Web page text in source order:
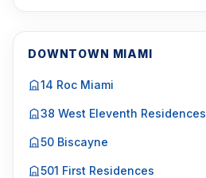
DOWNTOWN MIAMI
14 Roc Miami
38 West Eleventh Residences
50 Biscayne
501 First Residences